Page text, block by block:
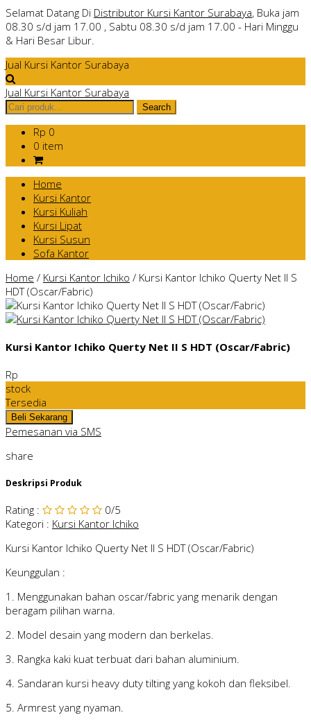
Selamat Datang Di Distributor Kursi Kantor Surabaya, Buka jam
08.30 s/d jam 17.00 , Sabtu 08.30 s/d jam 17.00 - Hari Minggu
& Hari Besar Libur.
Jual Kursi Kantor Surabaya
Jual Kursi Kantor Surabaya
Rp 0
0 item
Home
Kursi Kantor
Kursi Kuliah
Kursi Lipat
Kursi Susun
Sofa Kantor
Home / Kursi Kantor Ichiko / Kursi Kantor Ichiko Querty Net II S
HDT (Oscar/Fabric)
Kursi Kantor Ichiko Querty Net II S HDT (Oscar/Fabric)
Rp
stock
Tersedia
Pemesanan via SMS
share
Deskripsi Produk
Rating : 0/5
Kategori : Kursi Kantor Ichiko
Kursi Kantor Ichiko Querty Net II S HDT (Oscar/Fabric)
Keunggulan :
1. Menggunakan bahan oscar/fabric yang menarik dengan
beragam pilihan warna.
2. Model desain yang modern dan berkelas.
3. Rangka kaki kuat terbuat dari bahan aluminium.
4. Sandaran kursi heavy duty tilting yang kokoh dan fleksibel.
5. Armrest yang nyaman.